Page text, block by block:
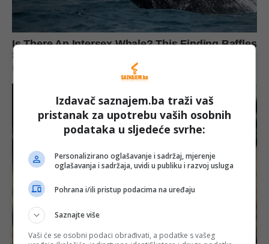
Izdavač saznajem.ba traži vaš
pristanak za upotrebu vaših osobnih
podataka u sljedeće svrhe:
Personalizirano oglašavanje i sadržaj, mjerenje
oglašavanja i sadržaja, uvidi u publiku i razvoj usluga
Pohrana i/ili pristup podacima na uređaju
Saznajte više
Vaši će se osobni podaci obrađivati, a podatke s vašeg